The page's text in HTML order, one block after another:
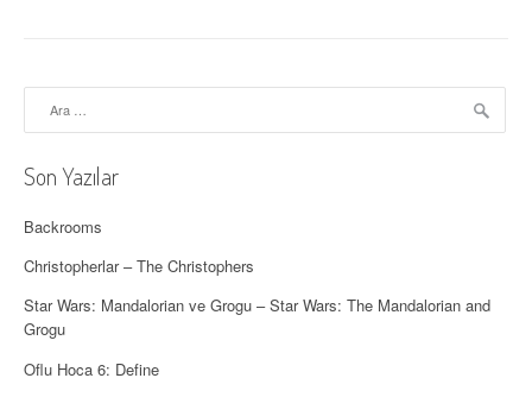
ı
m
ı
Son Yazılar
Backrooms
Christopherlar – The Christophers
Star Wars: Mandalorian ve Grogu – Star Wars: The Mandalorian and
Grogu
Oflu Hoca 6: Define